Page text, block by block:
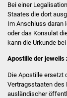
Bei einer
Staates die dort
Im Anschluss daran
oder das Konsulat
kann die Urkunde
Apostille der jeweils
Die Apostille ersetzt
Vertragsstaaten des
ausländischer